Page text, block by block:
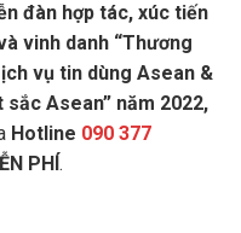
đàn hợp tác, xúc tiến
vinh danh “Thương
vụ tin dùng Asean &
Asean” năm 2022,
Hotline 090 377
PHÍ .